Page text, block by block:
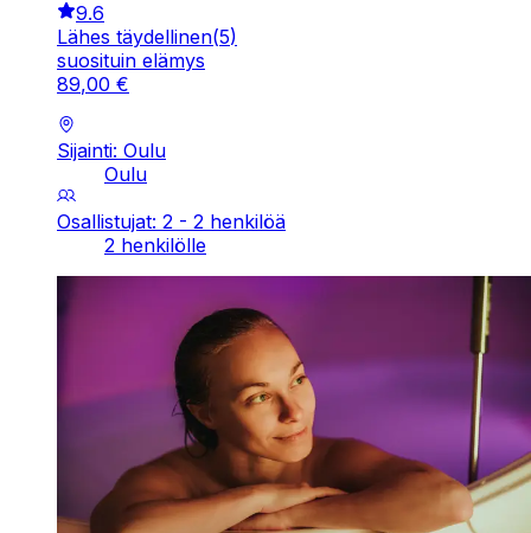
9.6
Lähes täydellinen(5)
suosituin elämys
89,00 €
Sijainti: Oulu
Oulu
Osallistujat: 2 - 2 henkilöä
2 henkilölle